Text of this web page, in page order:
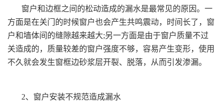
窗户和边框之间的松动造成的漏水是最常见的原因。一
方面是在关门的时候窗户也会产生共鸣震动，时间长了，窗
户和墙体间的缝隙越来越大;另一方面是由于窗户质量不过
关造成的，质量较差的窗户强度不够，容易产生变形，使用
不久就会发生窗框边砂浆层开裂、脱落，从而引发渗漏。
2、窗户安装不规范造成漏水